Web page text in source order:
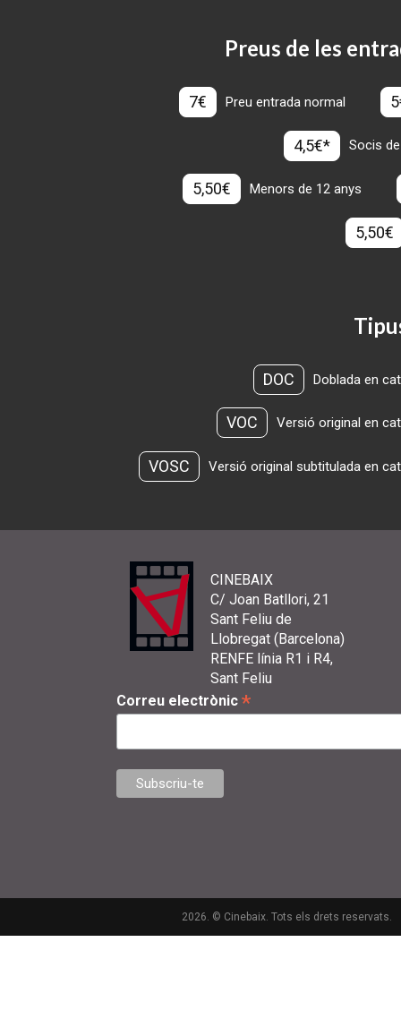
Preus de les
7€ Preu entrada normal
4,5€* Socis
5,50€ Menors de 12 anys
5,50€
DOC Doblada en
VOC Versió original en
VOSC Versió original subtitulada en
CINEBAIX
C/ Joan Batllori, 21
Sant Feliu de
Llobregat (Barcelona)
RENFE línia R1 i R4,
Sant Feliu
Correu electrònic *
2026. © Cinebaix. Tots els drets reservats.